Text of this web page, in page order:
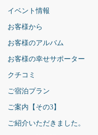
イベント情報
お客様から
お客様のアルバム
お客様の幸せサポーター
クチコミ
ご宿泊プラン
ご案内【その3】
ご紹介いただきました。